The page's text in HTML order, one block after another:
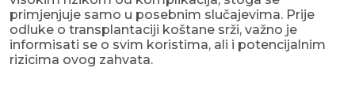
primjenjuje samo u posebnim slučajevima. Prije
odluke o transplantaciji koštane srži, važno je
informisati se o svim koristima, ali i potencijalnim
rizicima ovog zahvata.